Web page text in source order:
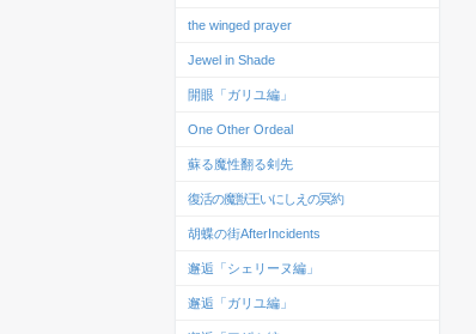
the winged prayer
Jewel in Shade
開眼「ガリユ編」
One Other Ordeal
蘇る魔性翻る剣先
復活の魔獣王いにしえの冥約
胡蝶の街AfterIncidents
邂逅「シェリーヌ編」
邂逅「ガリユ編」